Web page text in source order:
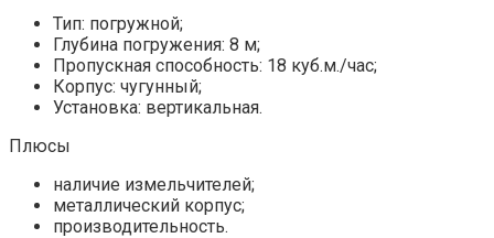
Тип: погружной;
Глубина погружения: 8 м;
Пропускная способность: 18 куб.м./час;
Корпус: чугунный;
Установка: вертикальная.
Плюсы
наличие измельчителей;
металлический корпус;
производительность.